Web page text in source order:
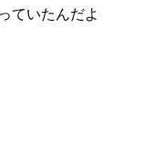
ていたんだよ